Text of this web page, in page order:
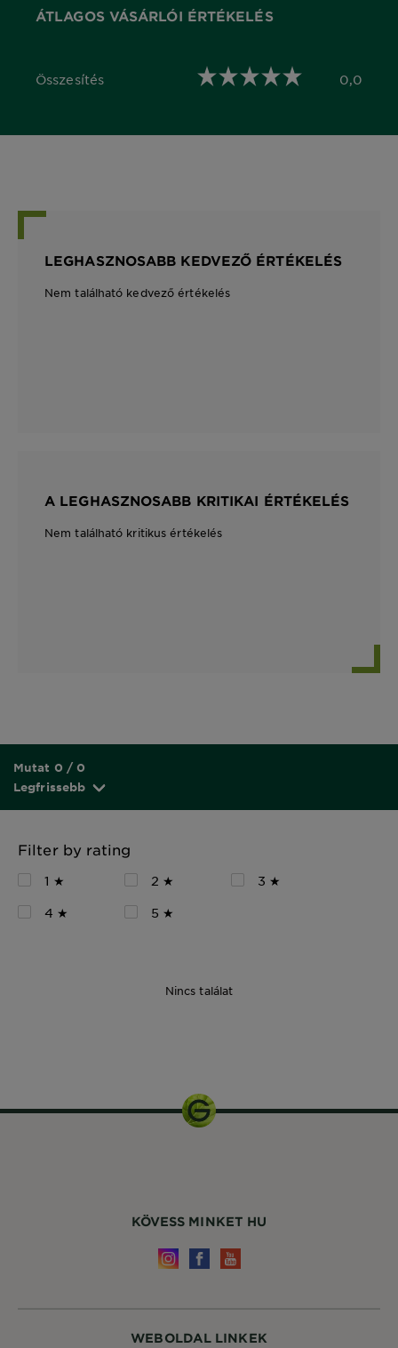
ÁTLAGOS VÁSÁRLÓI ÉRTÉKELÉS
Összesítés
0,0 out of 5 stars 0,0
LEGHASZNOSABB KEDVEZŐ ÉRTÉKELÉS
Nem található kedvező értékelés
A LEGHASZNOSABB KRITIKAI ÉRTÉKELÉS
Nem található kritikus értékelés
Mutat 0 / 0
Legfrissebb
Filter by rating
1 ★ 2 ★
3 ★
4 ★
5 ★
Nincs találat
WEBOLDAL LINKEK
KÖVESS MINKET HU